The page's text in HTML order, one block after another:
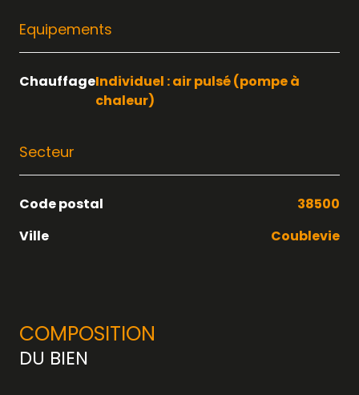
Equipements
Chauffageindividuel : air pulsé (pompe à
chaleur)
Secteur
Code postal
38500
Ville
Coublevie
COMPOSITION
DU BIEN